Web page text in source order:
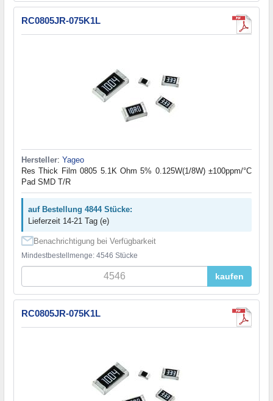
RC0805JR-075K1L
Hersteller: Yageo
Res Thick Film 0805 5.1K Ohm 5% 0.125W(1/8W) ±100ppm/°C
Pad SMD T/R
auf Bestellung 4844 Stücke:
Lieferzeit 14-21 Tag (e)
Benachrichtigung bei Verfügbarkeit
Mindestbestellmenge: 4546 Stücke
kaufen
RC0805JR-075K1L